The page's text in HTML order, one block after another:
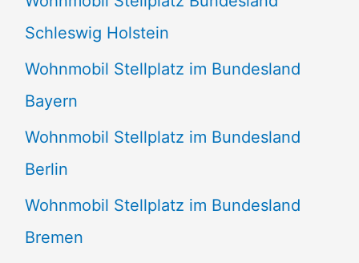
c
h
:
Schleswig Holstein
Wohnmobil Stellplatz im Bundesland
Bayern
Wohnmobil Stellplatz im Bundesland
Berlin
Wohnmobil Stellplatz im Bundesland
Bremen